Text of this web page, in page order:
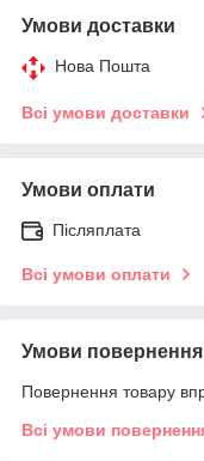
Умови доставки
Нова Пошта
Всі умови доставки
Умови оплати
Післяплата
Всі умови оплати
Умови повернення
Повернення товару
Всі умови